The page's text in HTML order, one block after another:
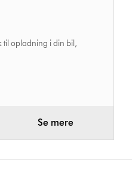
til opladning i din bil,
Se mere